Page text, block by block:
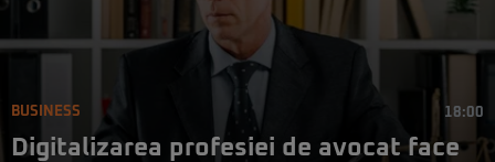
BUSINESS 18:00
Digitalizarea profesiei de avocat face